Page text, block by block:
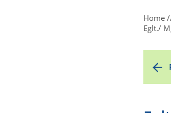
Home
Eglt./